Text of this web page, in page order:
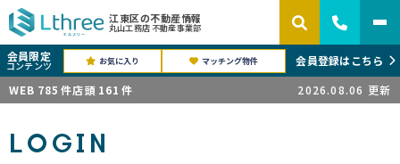
江東区の不動産情報
丸山工務店 不動産事業部
会員限定
コンテンツ お気に入り マッチング物件
会員登録はこちら
WEB 785 件店頭 161 件 2026.08.06 更新
LOGIN